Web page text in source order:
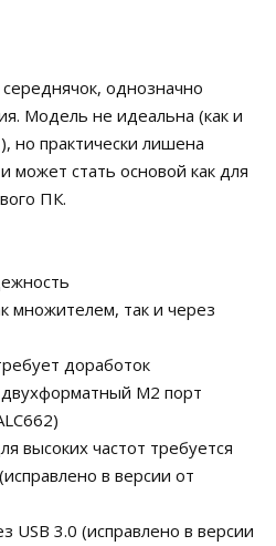
однозначно
Модель не идеальна (как и
но практически лишена
может стать основой как для
ПК.
множителем, так и через
доработок
M2 порт
высоких частот требуется
в версии от
USB 3.0 (исправлено в версии